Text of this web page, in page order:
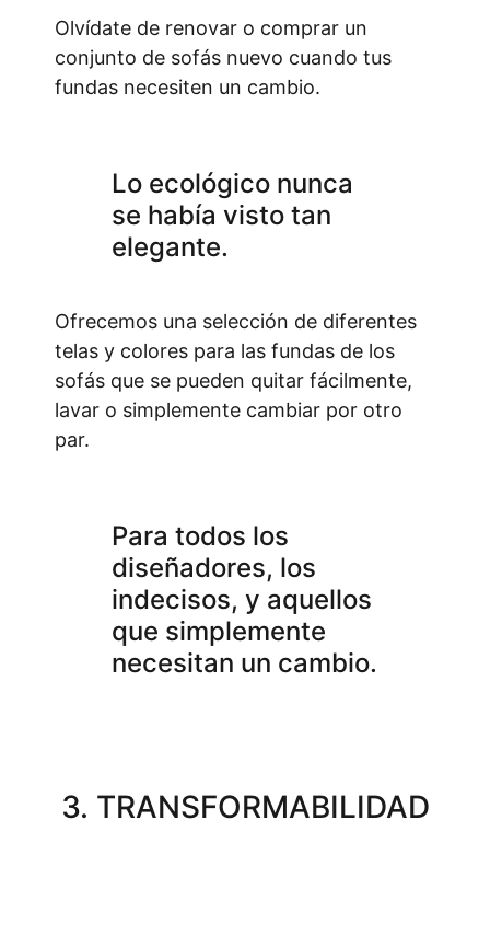
Olvídate de renovar o comprar un
conjunto de sofás nuevo cuando tus
fundas necesiten un cambio.
Lo ecológico nunca
se había visto tan
elegante.
Ofrecemos una selección de diferentes
telas y colores para las fundas de los
sofás que se pueden quitar fácilmente,
lavar o simplemente cambiar por otro
par.
Para todos los
diseñadores, los
indecisos, y aquellos
que simplemente
necesitan un cambio.
3. TRANSFORMABILIDAD